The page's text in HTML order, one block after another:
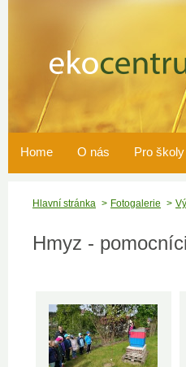
Home O nás Pro školy
Hlavní stránka Fotogalerie
Hmyz -